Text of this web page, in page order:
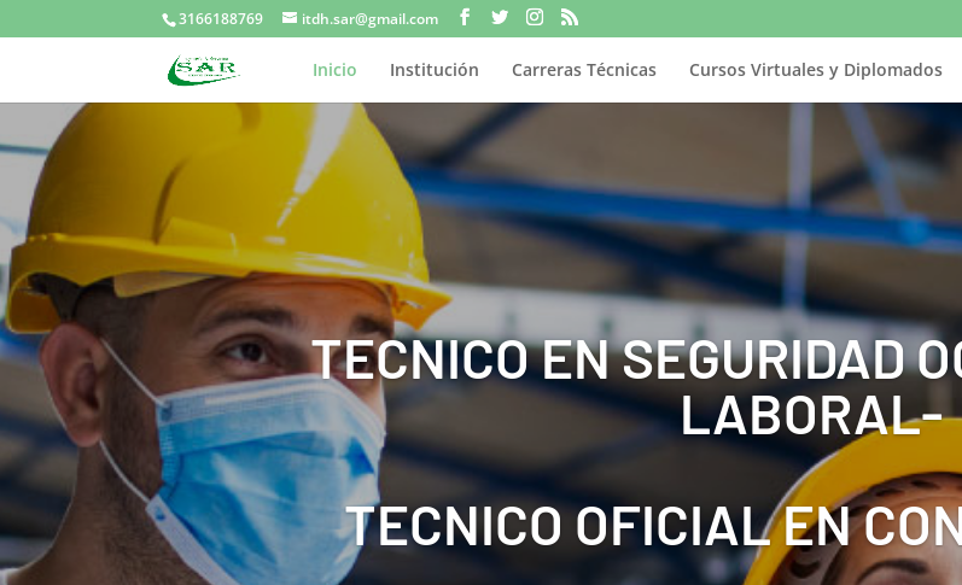
3166188769 itdh.sar@gmail.com
Inicio Institución Carreras Técnicas Cursos Virtuales y Diplomados
TECNICO EN SEGURIDAD
LABORAL-
TECNICO OFICIAL EN